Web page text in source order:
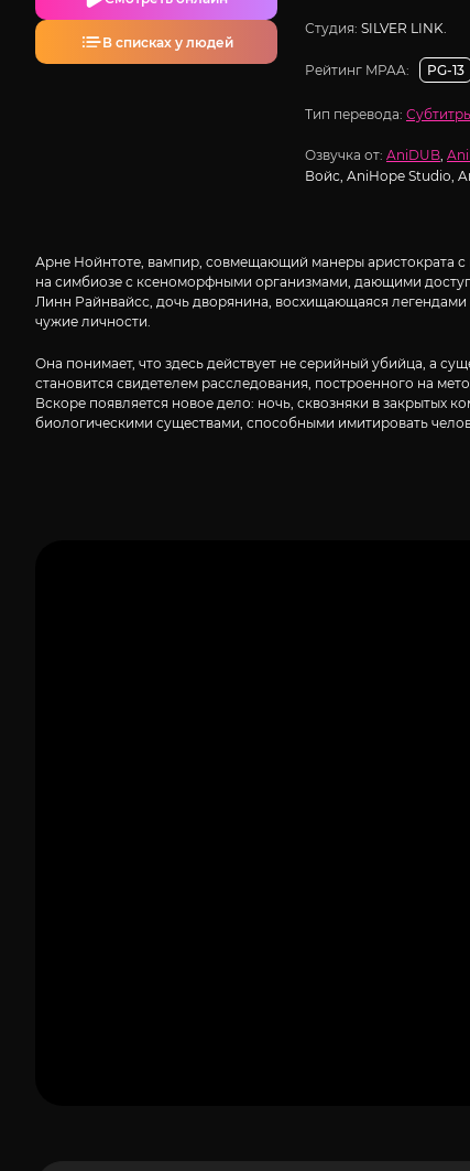
В списках у людей
Студия: SILVER LINK.
Рейтинг MPAA: PG-13
Тип перевода:
Озвучка от: AniDUB,
Войс, AniHope Studio,
Арне Нойнтоте, вампир, совмещающий манеры аристократа
на симбиозе с ксеноморфными организмами, дающими
Линн Райнвайсс, дочь дворянина, восхищающаяся легендами
чужие личности.
Она понимает, что здесь действует не серийный убийца, а
становится свидетелем расследования, построенного на
Вскоре появляется новое дело: ночь, сквозняки в закрытых
биологическими существами, способными имитировать